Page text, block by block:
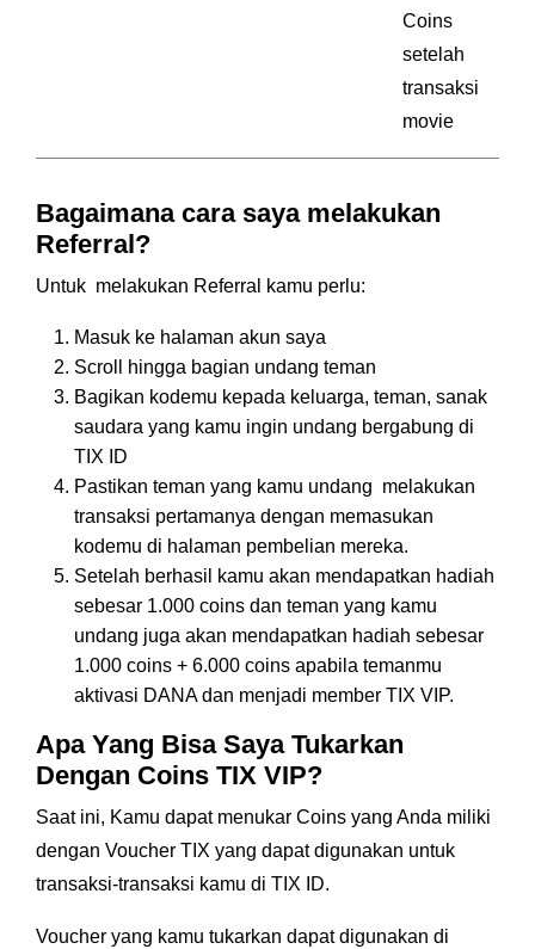
Coins
setelah
transaksi
movie
Bagaimana cara saya melakukan
Referral?
Untuk melakukan Referral kamu perlu:
Masuk ke halaman akun saya
Scroll hingga bagian undang teman
Bagikan kodemu kepada keluarga, teman, sanak
saudara yang kamu ingin undang bergabung di
TIX ID
Pastikan teman yang kamu undang melakukan
transaksi pertamanya dengan memasukan
kodemu di halaman pembelian mereka.
Setelah berhasil kamu akan mendapatkan hadiah
sebesar 1.000 coins dan teman yang kamu
undang juga akan mendapatkan hadiah sebesar
1.000 coins + 6.000 coins apabila temanmu
aktivasi DANA dan menjadi member TIX VIP.
Apa Yang Bisa Saya Tukarkan
Dengan Coins TIX VIP?
Saat ini, Kamu dapat menukar Coins yang Anda miliki
dengan Voucher TIX yang dapat digunakan untuk
transaksi-transaksi kamu di TIX ID.
Voucher yang kamu tukarkan dapat digunakan di